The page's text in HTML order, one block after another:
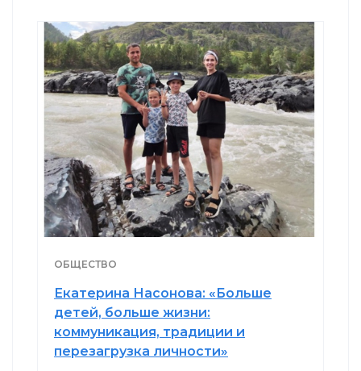
ОБЩЕСТВО
Екатерина Насонова: «Больше
детей, больше жизни:
коммуникация, традиции и
перезагрузка личности»